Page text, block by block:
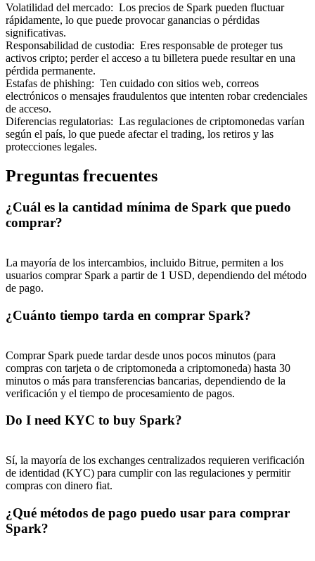
Volatilidad del mercado: Los precios de Spark pueden fluctuar
rápidamente, lo que puede provocar ganancias o pérdidas
significativas.
Responsabilidad de custodia: Eres responsable de proteger tus
activos cripto; perder el acceso a tu billetera puede resultar en una
pérdida permanente.
Estafas de phishing: Ten cuidado con sitios web, correos
electrónicos o mensajes fraudulentos que intenten robar credenciales
de acceso.
Diferencias regulatorias: Las regulaciones de criptomonedas varían
según el país, lo que puede afectar el trading, los retiros y las
protecciones legales.
Preguntas frecuentes
¿Cuál es la cantidad mínima de Spark que puedo
comprar?
La mayoría de los intercambios, incluido Bitrue, permiten a los
usuarios comprar Spark a partir de 1 USD, dependiendo del método
de pago.
¿Cuánto tiempo tarda en comprar Spark?
Comprar Spark puede tardar desde unos pocos minutos (para
compras con tarjeta o de criptomoneda a criptomoneda) hasta 30
minutos o más para transferencias bancarias, dependiendo de la
verificación y el tiempo de procesamiento de pagos.
Do I need KYC to buy Spark?
Sí, la mayoría de los exchanges centralizados requieren verificación
de identidad (KYC) para cumplir con las regulaciones y permitir
compras con dinero fiat.
¿Qué métodos de pago puedo usar para comprar
Spark?